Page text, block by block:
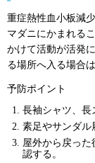
重症熱性血小板減
マダニにかまれる
かけて活動が活発
る場所へ入る場合
予防ポイント
長袖シャツ、長
素足やサンダル
屋外から戻っ
認する。